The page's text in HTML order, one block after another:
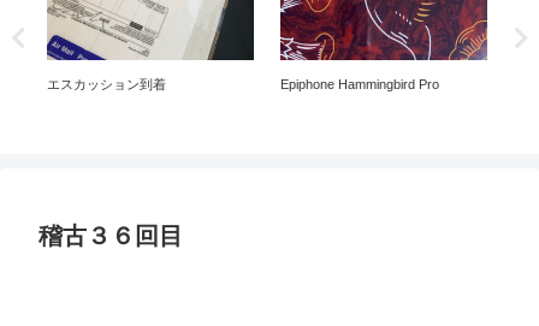
エスカッション到着 Epiphone Hammingbird Pro
稽古３６回目